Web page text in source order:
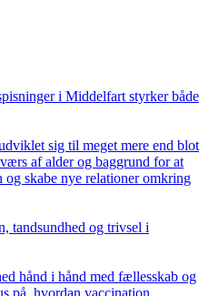
i Middelfart styrker både
sig til meget mere end blot
af alder og baggrund for at
og skabe nye relationer omkring
tandsundhed og trivsel i
hånd i hånd med fællesskab og